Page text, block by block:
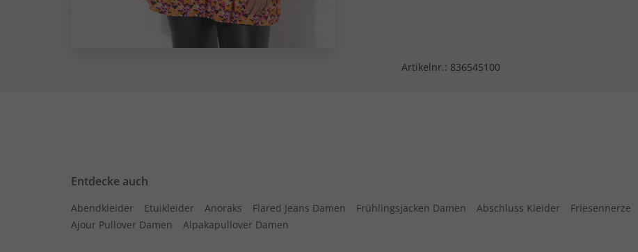
Artikelnr.: 836545100
Entdecke auch
Abendkleider Etuikleider Anoraks Flared Jeans Damen Frühlingsjacken Damen Abschluss Kleider Friesennerze
Ajour Pullover Damen
Alpakapullover Damen